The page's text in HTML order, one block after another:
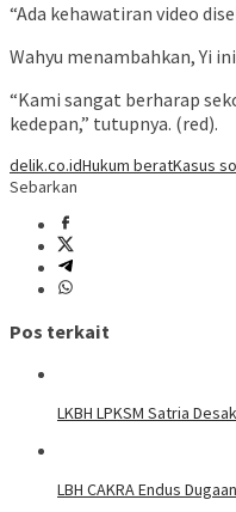
“Ada kehawatiran video
Wahyu menambahkan, Yi
“Kami sangat berharap
kedepan,” tutupnya. (red).
delik.co.idHukum beratKasus
Sebarkan
Pos terkait
LKBH LPKSM Satria
LBH CAKRA Endus